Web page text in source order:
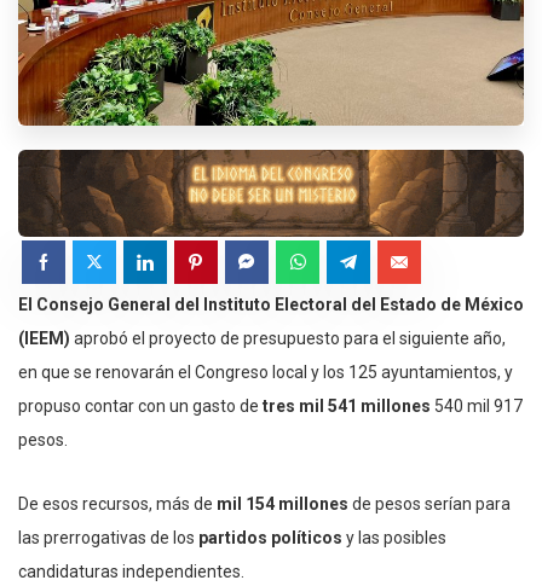
El Consejo General del Instituto Electoral del Estado de México
(IEEM) aprobó el proyecto de presupuesto para el siguiente año,
en que se renovarán el Congreso local y los 125 ayuntamientos, y
propuso contar con un gasto de tres mil 541 millones 540 mil 917
pesos.
De esos recursos, más de mil 154 millones de pesos serían para
las prerrogativas de los partidos políticos y las posibles
candidaturas independientes.